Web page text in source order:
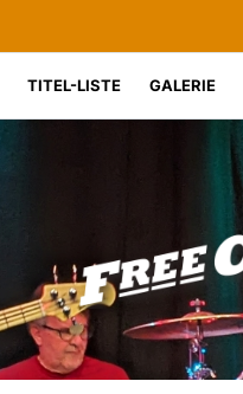
TITEL-LISTE GALERIE